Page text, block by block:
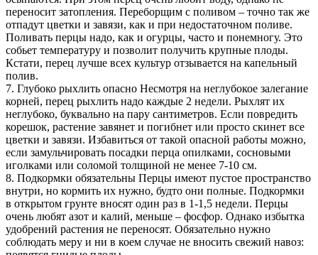
переносит затопления. Переборщим с поливом – точно так же
отпадут цветки и завязи, как и при недостаточном поливе.
Поливать перцы надо, как и огурцы, часто и понемногу. Это
собьет температуру и позволит получить крупные плоды.
Кстати, перец лучше всех культур отзывается на капельный
полив.
7. Глубоко рыхлить опасно Несмотря на неглубокое залегание
корней, перец рыхлить надо каждые 2 недели. Рыхлят их
неглубоко, буквально на пару сантиметров. Если повредить
корешок, растение завянет и погибнет или просто скинет все
цветки и завязи. Избавиться от такой опасной работы можно,
если замульчировать посадки перца опилками, сосновыми
иголками или соломой толщиной не менее 7-10 см.
8. Подкормки обязательны Перцы имеют пустое пространство
внутри, но кормить их нужно, будто они полные. Подкормки
в открытом грунте вносят один раз в 1-1,5 недели. Перцы
очень любят азот и калий, меньше – фосфор. Однако избытка
удобрений растения не переносят. Обязательно нужно
соблюдать меру и ни в коем случае не вносить свежий навоз: